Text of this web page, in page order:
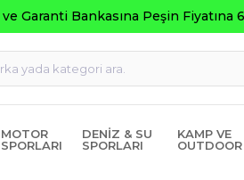
MOTOR
SPORLARI
DENIZ & SU
SPORLARI
KAMP VE
OUTDOOR